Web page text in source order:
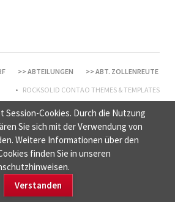
ABTEILUNGEN
ABT. ZOLLENREUTE
ROCKSOLID CONTAO THEMES & TEMPLATES
Session-Cookies. Durch die Nutzung
Sie sich mit der Verwendung von
Weitere Informationen über den
finden Sie in unseren
Verstanden